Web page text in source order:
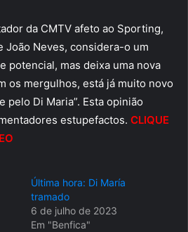
da CMTV afeto ao Sporting,
João Neves, considera-o um
potencial, mas deixa uma nova
os mergulhos, está já muito novo
pelo Di Maria”. Esta opinião
estupefactos. CLIQUE
Última hora: Di María
tramado
6 de julho de 2023
Em "Benfica"